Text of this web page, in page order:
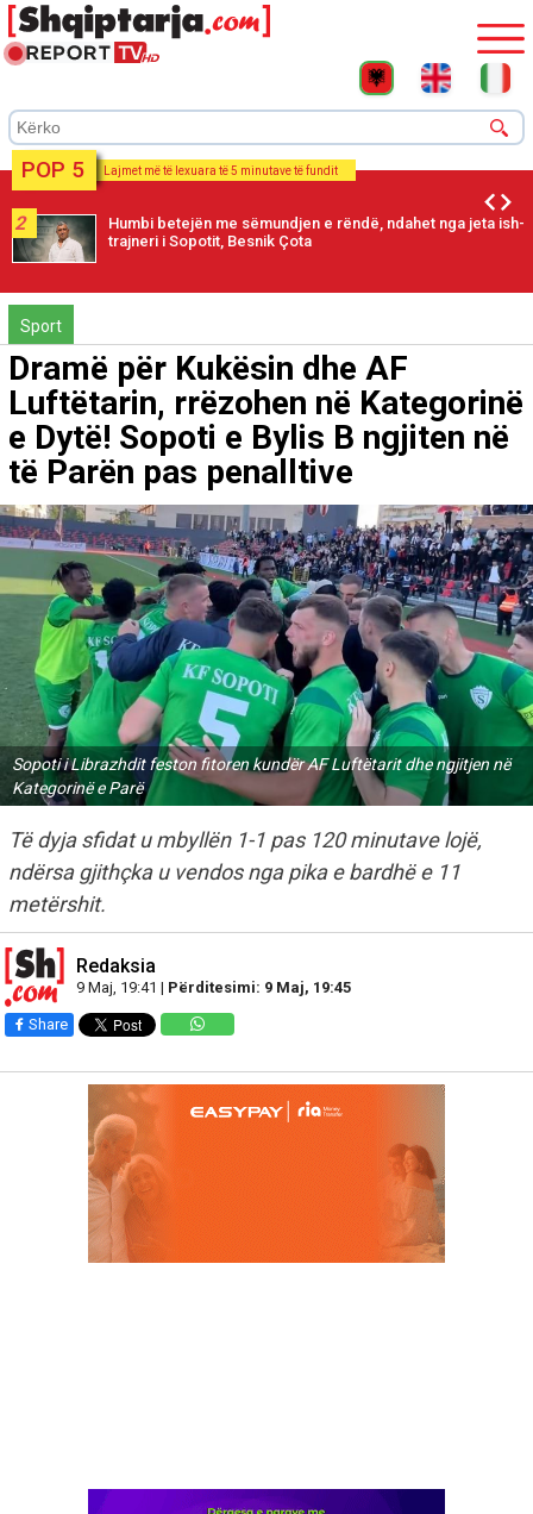
POP 5 Lajmet më të lexuara të 5 minutave të fundit
2
Humbi betejën me sëmundjen e rëndë, ndahet nga jeta ish-
trajneri i Sopotit, Besnik Çota
Sport
Dramë për Kukësin dhe AF
Luftëtarin, rrëzohen në Kategorinë
e Dytë! Sopoti e Bylis B ngjiten në
të Parën pas penalltive
Sopoti i Librazhdit feston fitoren kundër AF Luftëtarit dhe ngjitjen në
Kategorinë e Parë
Të dyja sfidat u mbyllën 1-1 pas 120 minutave lojë,
ndërsa gjithçka u vendos nga pika e bardhë e 11
metërshit.
Redaksia
9 Maj, 19:41 | Përditesimi: 9 Maj, 19:45
Share